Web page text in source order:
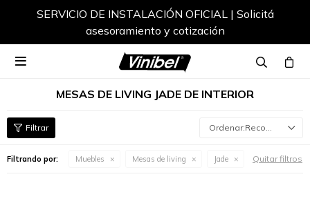
SERVICIO DE INSTALACIÓN OFICIAL | Solicitá
asesoramiento y cotización

MESAS DE LIVING JADE DE INTERIOR
Recomendados
Filtrando por: Muebles Mesas de living Jade Quitar filtros